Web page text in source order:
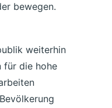
bewegen.
weiterhin
für die hohe